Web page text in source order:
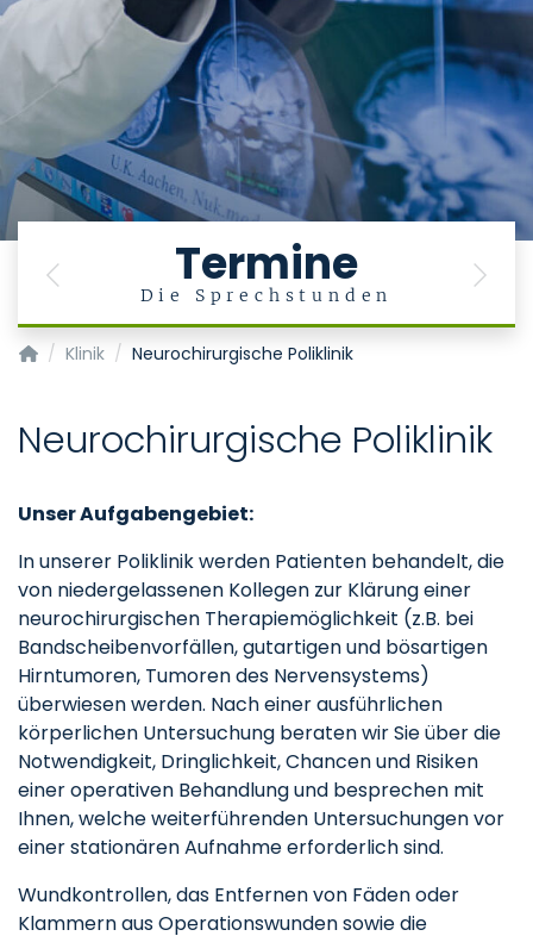
Termine
Die Sprechstunden
Previous Next
Klinik für Neurochirurgie
Klinik Neurochirurgische Poliklinik
Neurochirurgische Poliklinik
Unser Aufgabengebiet:
In unserer Poliklinik werden Patienten behandelt, die
von niedergelassenen Kollegen zur Klärung einer
neurochirurgischen Therapiemöglichkeit (z.B. bei
Bandscheibenvorfällen, gutartigen und bösartigen
Hirntumoren, Tumoren des Nervensystems)
überwiesen werden. Nach einer ausführlichen
körperlichen Untersuchung beraten wir Sie über die
Notwendigkeit, Dringlichkeit, Chancen und Risiken
einer operativen Behandlung und besprechen mit
Ihnen, welche weiterführenden Untersuchungen vor
einer stationären Aufnahme erforderlich sind.
Wundkontrollen, das Entfernen von Fäden oder
Klammern aus Operationswunden sowie die